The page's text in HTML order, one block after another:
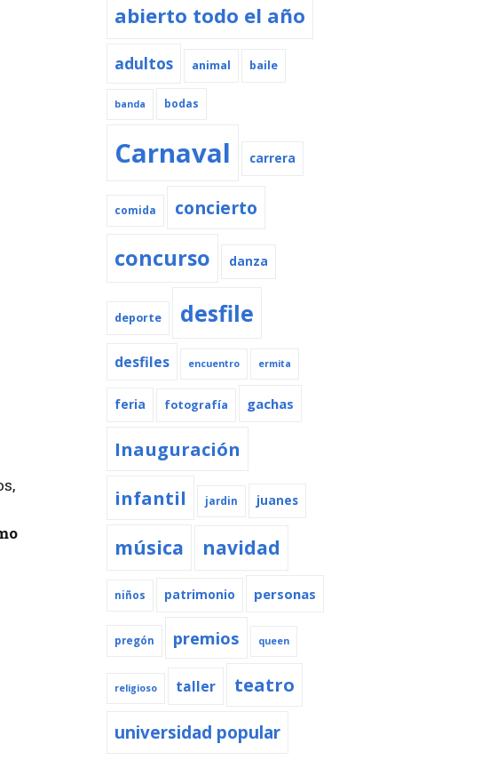
abierto todo el año
adultos animal baile
banda bodas
Carnaval carrera
comida concierto
concurso danza
deporte desfile
desfiles encuentro ermita
feria fotografía gachas
Inauguración
infantil
jardin juanes
música navidad
niños patrimonio personas
pregón premios queen
religioso taller teatro
universidad popular